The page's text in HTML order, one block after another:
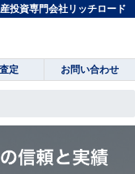
投資専門会社リッチロード
定 お問い合わせ